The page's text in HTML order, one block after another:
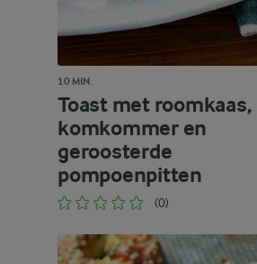
10 MIN.
Toast met roomkaas,
komkommer en
geroosterde
pompoenpitten
(0)